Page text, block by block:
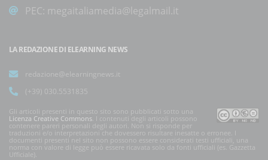
PEC: megaitaliamedia@legalmail.it
LA REDAZIONE DI ELEARNING NEWS
redazione@elearningnews.it
(+39) 030.5531835
Gli articoli presenti in questo sito sono pubblicati sotto una
Licenza Creative Commons. I contenuti degli articoli possono
contenere pareri personali degli autori. Non si risponde per
traduzioni e/o interpretazioni che dovessero risultare inesatte o erronee. I
documenti presenti nel sito non possono essere considerati testi ufficiali, una
norma con valore di legge può essere ricavata solo da fonti ufficiali (es. Gazzetta
Ufficiale).